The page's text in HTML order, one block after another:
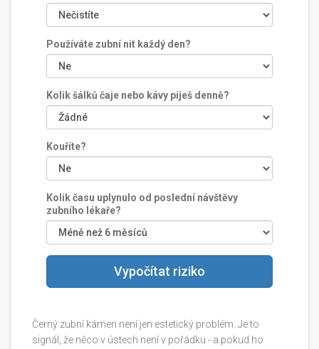
Používáte zubní nit každý den?
Kolik šálků čaje nebo kávy piješ denně?
Kouříte?
Kolik času uplynulo od poslední návštěvy
zubního lékaře?
Vypočítat riziko
Černý zubní kámen není jen estetický problém. Je to
signál, že něco v ústech není v pořádku - a pokud ho